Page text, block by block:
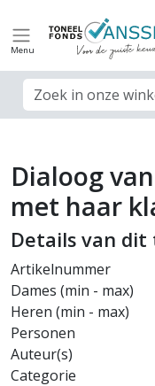
Menu
Zoek veld
Dialoog
met haar
Details van
Artikelnummer
Dames (min - max)
Heren (min - max)
Personen
Auteur(s)
Categorie